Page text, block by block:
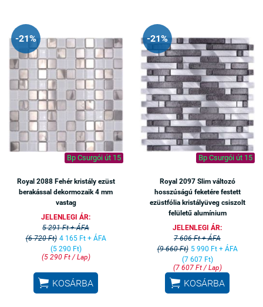
-21%
Bp Csurgói út 15
Royal 2088 Fehér kristály ezüst
berakással dekormozaik 4 mm
vastag
JELENLEGI ÁR:
5 291 Ft + ÁFA
(6 720 Ft) 4 165 Ft + ÁFA
(5 290 Ft)
(5 290 Ft / Lap)
 KOSÁRBA
-21%
Bp Csurgói út 15
Royal 2097 Slim változó
hosszúságú feketére festett
ezüstfólia kristályüveg csiszolt
felületű alumínium
JELENLEGI ÁR:
7 606 Ft + ÁFA
(9 660 Ft) 5 990 Ft + ÁFA
(7 607 Ft)
(7 607 Ft / Lap)
 KOSÁRBA